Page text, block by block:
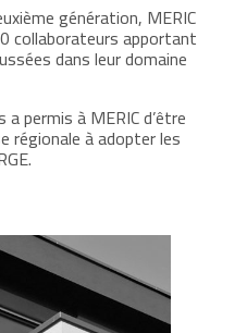
génération, MERIC
collaborateurs apportant
dans leur domaine
permis à MERIC d’être
régionale à adopter les